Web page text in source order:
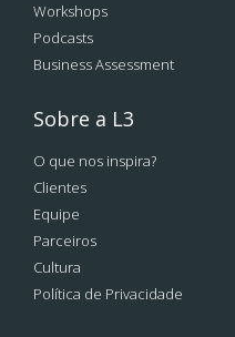
Workshops
Podcasts
Business Assessment
Sobre a L3
O que nos inspira?
Clientes
Equipe
Parceiros
Cultura
Política de Privacidade